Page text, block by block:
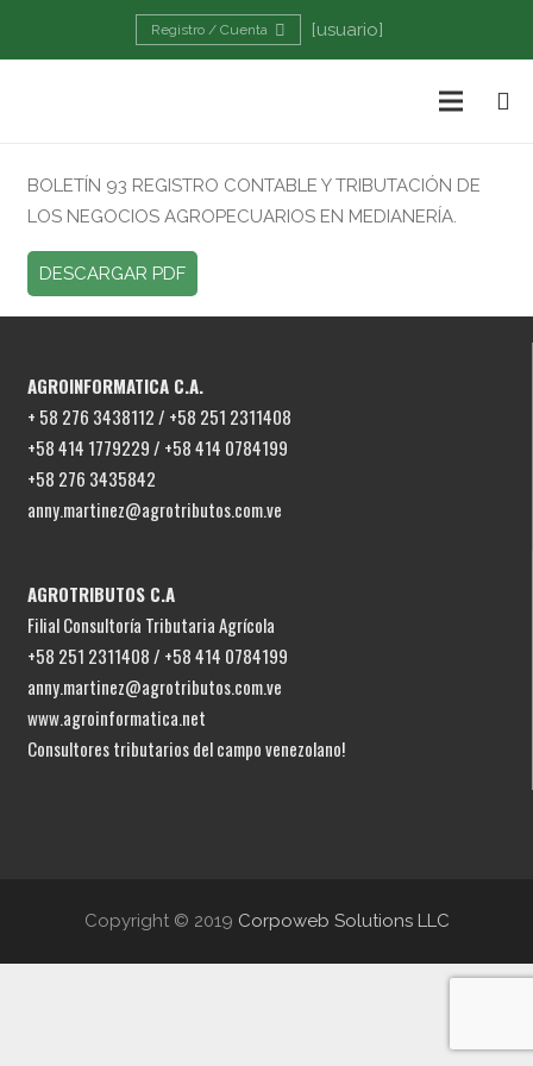
Registro / Cuenta [usuario]
BOLETÍN 93 REGISTRO CONTABLE Y TRIBUTACIÓN DE
LOS NEGOCIOS AGROPECUARIOS EN MEDIANERÍA.
DESCARGAR PDF
AGROINFORMATICA C.A.
+ 58 276 3438112 / +58 251 2311408
+58 414 1779229 / +58 414 0784199
+58 276 3435842
anny.martinez@agrotributos.com.ve
AGROTRIBUTOS C.A
Filial Consultoría Tributaria Agrícola
+58 251 2311408 / +58 414 0784199
anny.martinez@agrotributos.com.ve
www.agroinformatica.net
Consultores tributarios del campo venezolano!
Copyright © 2019 Corpoweb Solutions LLC